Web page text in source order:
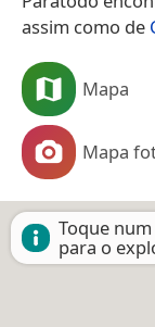
assim como de
Mapa
Mapa
Toque
para o